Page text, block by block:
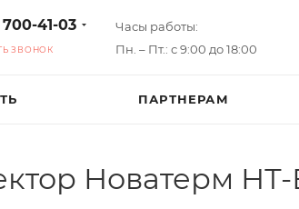
41-03
ЗВОНОК
Часы работы:
Пн. – Пт.: с 9:00 до 18:00
ПАРТНЕРАМ
Новатерм